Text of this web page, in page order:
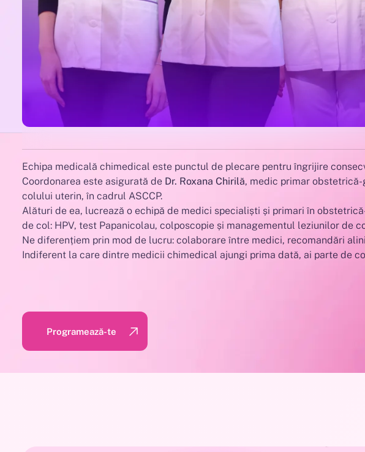
Echipa medicală chimedical este punctul de plecare pentru îngrijire
Coordonarea este asigurată de Dr. Roxana Chirilă, medic primar
colului uterin, în cadrul ASCCP.
Alături de ea, lucrează o echipă de medici specialiști și primari în
de col: HPV, test Papanicolau, colposcopie și managementul leziunilor de
Ne diferențiem prin mod de lucru: colaborare între medici, recomandări
Indiferent la care dintre medicii chimedical ajungi prima dată, ai parte de
Programează-te